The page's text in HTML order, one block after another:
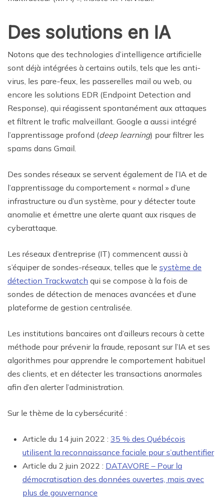
Des solutions en IA
Notons que des technologies d’intelligence artificielle
sont déjà intégrées à certains outils, tels que les anti-
virus, les pare-feux, les passerelles mail ou web, ou
encore les solutions EDR (Endpoint Detection and
Response), qui réagissent spontanément aux attaques
et filtrent le trafic malveillant. Google a aussi intégré
l’apprentissage profond (deep learning) pour filtrer les
spams dans Gmail.
Des sondes réseaux se servent également de l’IA et de
l’apprentissage du comportement « normal » d’une
infrastructure ou d’un système, pour y détecter toute
anomalie et émettre une alerte quant aux risques de
cyberattaque.
Les réseaux d’entreprise (IT) commencent aussi à
s’équiper de sondes-réseaux, telles que le système de
détection Trackwatch qui se compose à la fois de
sondes de détection de menaces avancées et d’une
plateforme de gestion centralisée.
Les institutions bancaires ont d’ailleurs recours à cette
méthode pour prévenir la fraude, reposant sur l’IA et ses
algorithmes pour apprendre le comportement habituel
des clients, et en détecter les transactions anormales
afin d’en alerter l’administration.
Sur le thème de la cybersécurité :
Article du 14 juin 2022 : 35 % des Québécois
utilisent la reconnaissance faciale pour s’authentifier
Article du 2 juin 2022 : DATAVORE – Pour la
démocratisation des données ouvertes, mais avec
plus de gouvernance